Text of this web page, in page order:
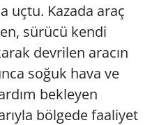
uçtu. Kazada araç
sürücü kendi
devrilen aracın
soğuk hava ve
bekleyen
bölgede faaliyet